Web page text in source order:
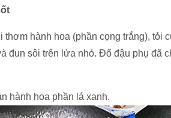
thơm hành hoa (phần cọng trắng), tỏi
đun sôi trên lửa nhỏ. Đổ đậu phụ đã
hành hoa phần lá xanh.